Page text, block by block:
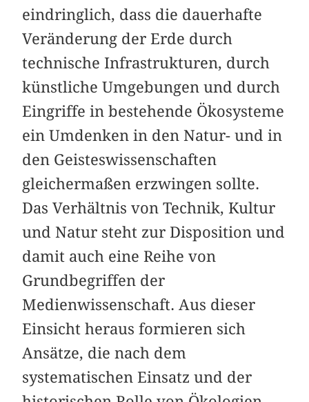
eindringlich, dass die dauerhafte
Veränderung der Erde durch
technische Infrastrukturen, durch
künstliche Umgebungen und durch
Eingriffe in bestehende Ökosysteme
ein Umdenken in den Natur- und in
den Geisteswissenschaften
gleichermaßen erzwingen sollte.
Das Verhältnis von Technik, Kultur
und Natur steht zur Disposition und
damit auch eine Reihe von
Grundbegriffen der
Medienwissenschaft. Aus dieser
Einsicht heraus formieren sich
Ansätze, die nach dem
systematischen Einsatz und der